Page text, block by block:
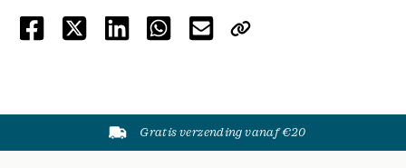
Gratis verzending vanaf €20